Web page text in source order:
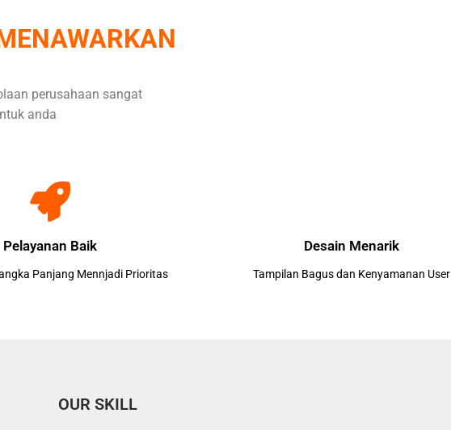
perusahaan sangat
anda
Pelayanan Baik
Panjang Mennjadi Prioritas
Desain Menarik
Tampilan Bagus dan Kenyamanan User
OUR SKILL